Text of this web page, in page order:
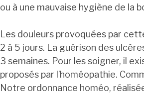
ou à une mauvaise hygiène de la
Les douleurs provoquées par
2 à 5 jours. La guérison des
3 semaines. Pour les soigner, il
proposés par l’homéopathie.
Notre ordonnance homéo,